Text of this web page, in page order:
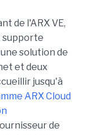
de l'ARX VE,
supporte
solution de
et deux
jusqu'à
ARX Cloud
de